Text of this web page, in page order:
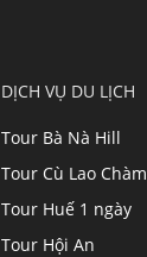
DỊCH VỤ DU LỊCH
Tour Bà Nà Hill
Tour Cù Lao Chàm
Tour Huế 1 ngày
Tour Hội An